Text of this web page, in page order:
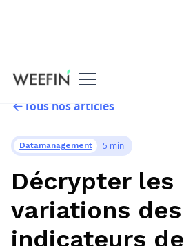
Tous nos articles
Datamanagement 5 min
Décrypter les
variations des
indicateurs de